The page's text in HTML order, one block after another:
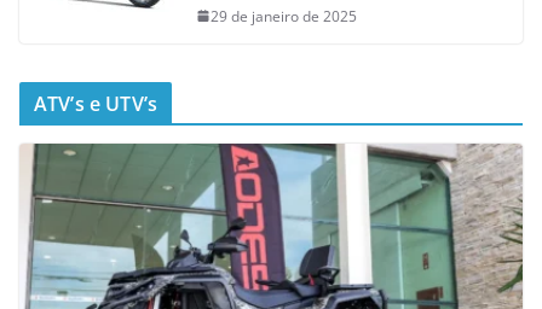
29 de janeiro de 2025
ATV’s e UTV’s